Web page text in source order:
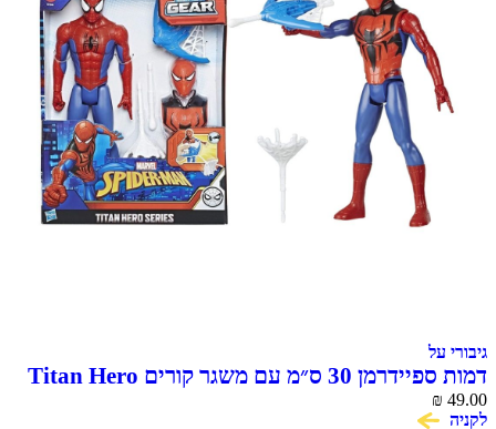
גיבורי על
דמות ספיידרמן 30 ס״מ עם משגר קורים Titan Hero
Blast Gear Hasbro
₪ 49.00
לקניה